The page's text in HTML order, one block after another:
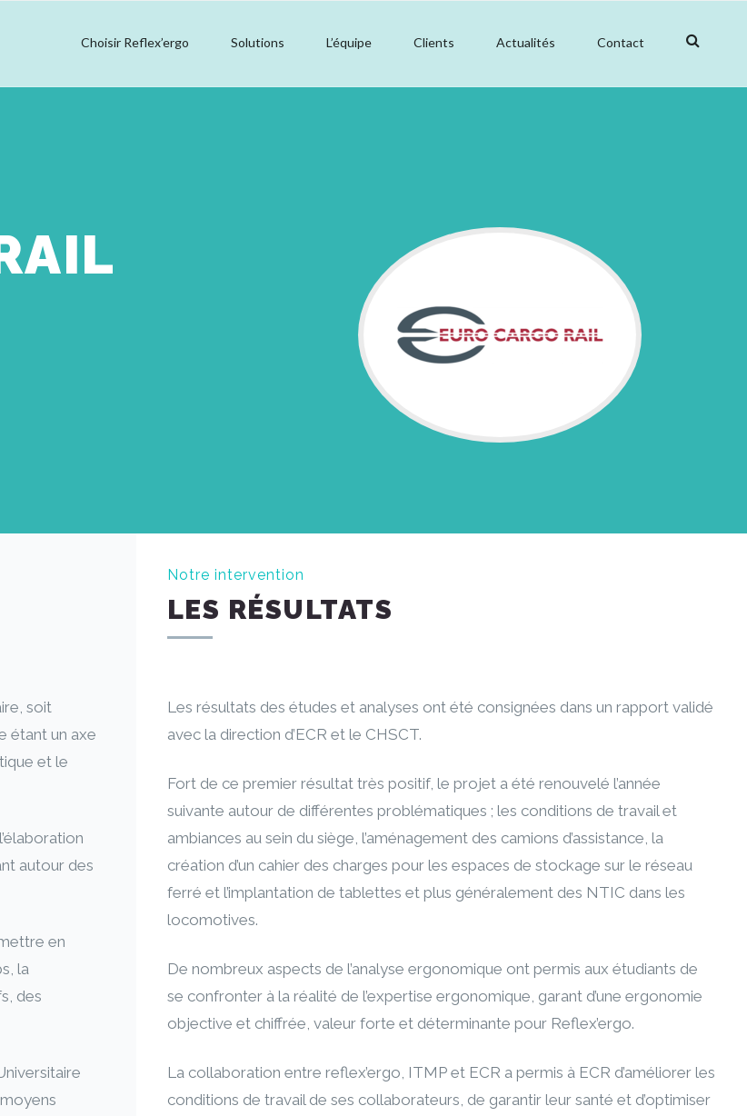
Choisir Reflex’ergo Solutions L’équipe Clients Actualités Contact
soit
étant un axe
et le
autour des
en
la
des
Notre intervention
LES RÉSULTATS
Les résultats des études et analyses ont été consignées dans un rapport validé
avec la direction d’ECR et le CHSCT.
Fort de ce premier résultat très positif, le projet a été renouvelé l’année
suivante autour de différentes problématiques ; les conditions de travail et
ambiances au sein du siège, l’aménagement des camions d’assistance, la
création d’un cahier des charges pour les espaces de stockage sur le réseau
ferré et l’implantation de tablettes et plus généralement des NTIC dans les
locomotives.
De nombreux aspects de l’analyse ergonomique ont permis aux étudiants de
se confronter à la réalité de l’expertise ergonomique, garant d’une ergonomie
objective et chiffrée, valeur forte et déterminante pour Reflex’ergo.
La collaboration entre reflex’ergo, ITMP et ECR a permis à ECR d’améliorer les
conditions de travail de ses collaborateurs, de garantir leur santé et d’optimiser